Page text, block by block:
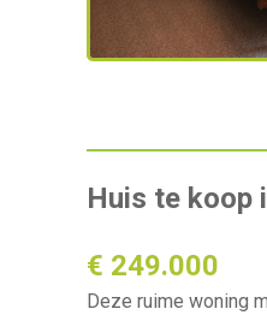
Huis te koop
€ 249.000
Deze ruime woning